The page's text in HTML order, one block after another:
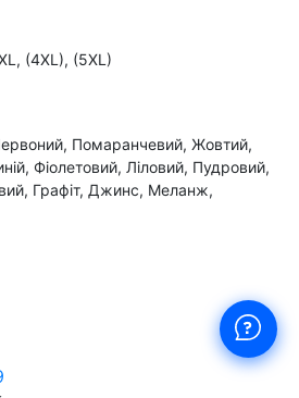
(4XL), (5XL)
Помаранчевий, Жовтий,
Фіолетовий, Ліловий, Пудровий,
Графіт, Джинс, Меланж,